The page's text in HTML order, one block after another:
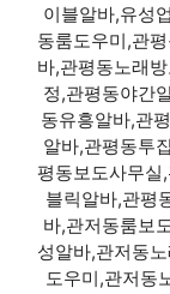
이블알바,유성
동룸도우미,관
바,관평동노래
정,관평동야간
동유흥알바,관
알바,관평동투
평동보도사무실
블릭알바,관평
바,관저동룸보
성알바,관저동
도우미,관저동